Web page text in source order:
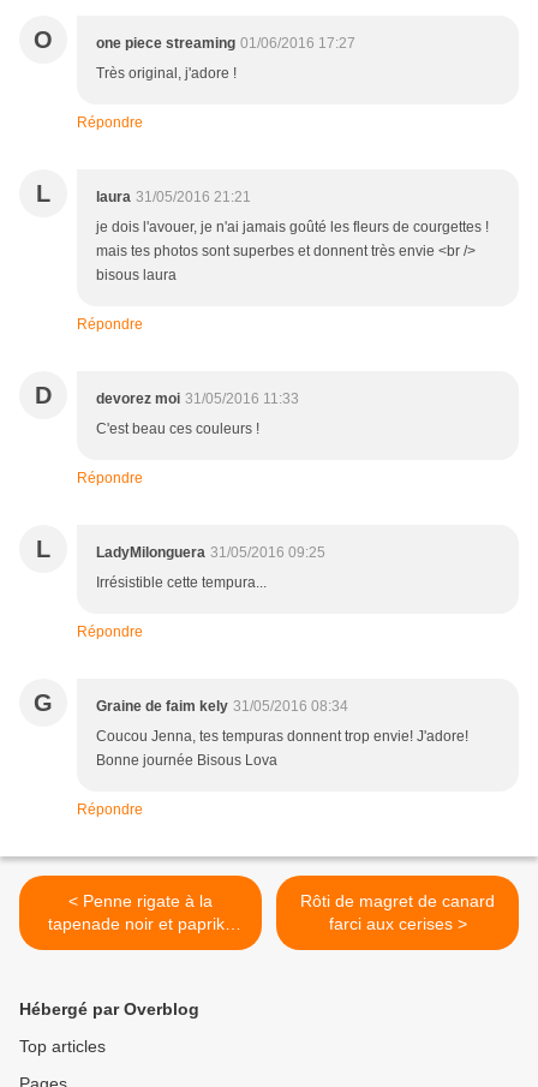
O one piece streaming 01/06/2016 17:27
Très original, j'adore !
Répondre
L laura 31/05/2016 21:21
je dois l'avouer, je n'ai jamais goûté les fleurs de courgettes !
mais tes photos sont superbes et donnent très envie <br />
bisous laura
Répondre
D devorez moi 31/05/2016 11:33
C'est beau ces couleurs !
Répondre
L LadyMilonguera 31/05/2016 09:25
Irrésistible cette tempura...
Répondre
G Graine de faim kely 31/05/2016 08:34
Coucou Jenna, tes tempuras donnent trop envie! J'adore!
Bonne journée Bisous Lova
Répondre
< Penne rigate à la
tapenade noir et paprika
fumée
Rôti de magret de canard
farci aux cerises >
Hébergé par Overblog
Top articles